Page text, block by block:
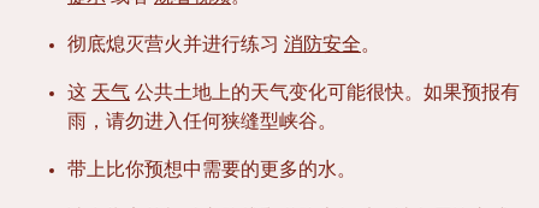
彻底熄灭营火并进行练习 消防安全。
这 天气 公共土地上的天气变化可能很快。如果预报有
雨，请勿进入任何狭缝型峡谷。
带上比你预想中需要的更多的水。